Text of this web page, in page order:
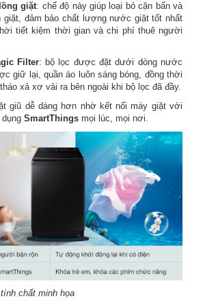
giặt: chế độ này giúp loại bỏ cặn bẩn và
giặt, đảm bảo chất lượng nước giặt tốt nhất
tiết kiệm thời gian và chi phí thuê người
Filter: bộ lọc được đặt dưới dòng nước
giữ lại, quần áo luôn sáng bóng, đồng thời
xả xơ vải ra bên ngoài khi bộ lọc đã đầy.
giũ dễ dàng hơn nhờ kết nối máy giặt với
SmartThings mọi lúc, mọi nơi.
chất minh họa